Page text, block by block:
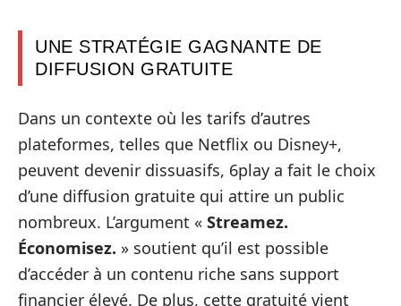
UNE STRATÉGIE GAGNANTE DE
DIFFUSION GRATUITE
Dans un contexte où les tarifs d’autres
plateformes, telles que Netflix ou Disney+,
peuvent devenir dissuasifs, 6play a fait le choix
d’une diffusion gratuite qui attire un public
nombreux. L’argument « Streamez.
Économisez. » soutient qu’il est possible
d’accéder à un contenu riche sans support
financier élevé. De plus, cette gratuité vient